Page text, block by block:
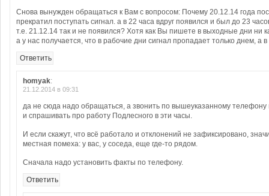
Снова вынужден обращаться к Вам с вопросом: Почему 20.12.14 года
прекратил поступать сигнал. а в 22 часа вдруг появился и был до 23
т.е. 21.12.14 так и не появился? Хотя как Вы пишете в выходные дни ни
а у нас получается, что в рабочие дни сигнал пропадает только днем, а
Ответить
homyak:
21.12.2014 в 09:31
да не сюда надо обращаться, а звонить по вышеуказанному телефону
и спрашивать про работу Подлесного в эти часы.
И если скажут, что всё работало и отклонений не зафиксировано,
местная помеха: у вас, у соседа, еще где-то рядом.
Сначала надо установить факты по телефону.
Ответить